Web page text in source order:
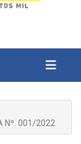
Nº. 001/2022